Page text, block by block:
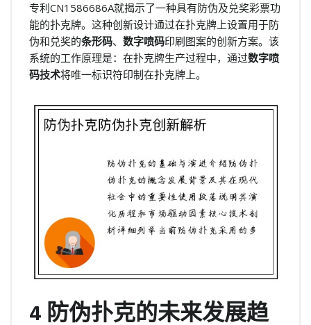
专利CN1586686A就揭示了一种具有防伪及兑奖彩票功
能的扑克牌。这种创新设计通过在扑克牌上设置用于防
伪和兑奖的条形码、 数字喷码印刷图案的创新方案。该
系统的工作原理是：在扑克牌生产过程中，通过数字喷
码技术将唯一标识符印制在扑克牌上。
4 防伪扑克的未来发展趋